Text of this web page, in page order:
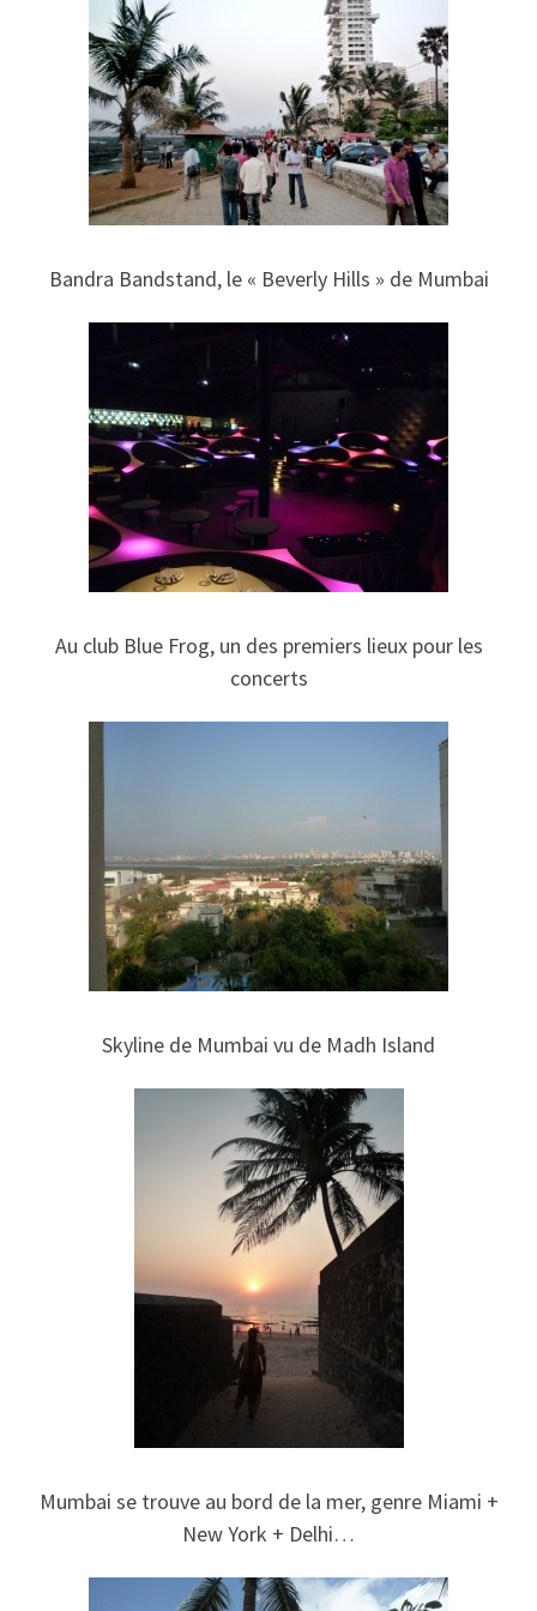
Bandra Bandstand, le « Beverly Hills » de Mumbai
Au club Blue Frog, un des premiers lieux pour les
concerts
Skyline de Mumbai vu de Madh Island
Mumbai se trouve au bord de la mer, genre Miami +
New York + Delhi…